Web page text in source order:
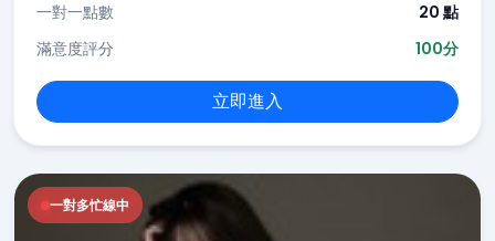
一對一點數
20 點
滿意度評分
100分
立即進入
一對多忙線中